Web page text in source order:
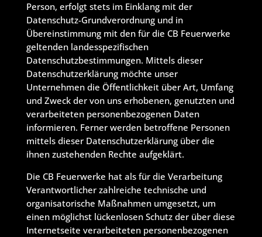
Person, erfolgt stets im Einklang mit der
Datenschutz-Grundverordnung und in
Übereinstimmung mit den für die CB Feuerwerke
geltenden landesspezifischen
Datenschutzbestimmungen. Mittels dieser
Datenschutzerklärung möchte unser
Unternehmen die Öffentlichkeit über Art, Umfang
und Zweck der von uns erhobenen, genutzten und
verarbeiteten personenbezogenen Daten
informieren. Ferner werden betroffene Personen
mittels dieser Datenschutzerklärung über die
ihnen zustehenden Rechte aufgeklärt.
Die CB Feuerwerke hat als für die Verarbeitung
Verantwortlicher zahlreiche technische und
organisatorische Maßnahmen umgesetzt, um
einen möglichst lückenlosen Schutz der über diese
Internetseite verarbeiteten personenbezogenen